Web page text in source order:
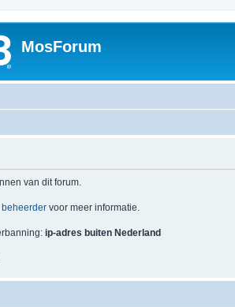
MosForum
van dit forum.
beheerder voor meer informatie.
ip-adres buiten Nederland